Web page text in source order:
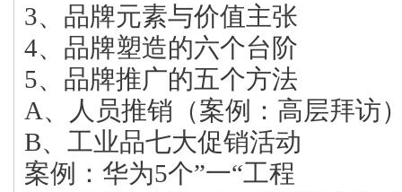
3、品牌元素与价值主张
4、品牌塑造的六个台阶
5、品牌推广的五个方法
A、人员推销（案例：高层拜访
B、工业品七大促销活动
案例：华为5个”一“工程